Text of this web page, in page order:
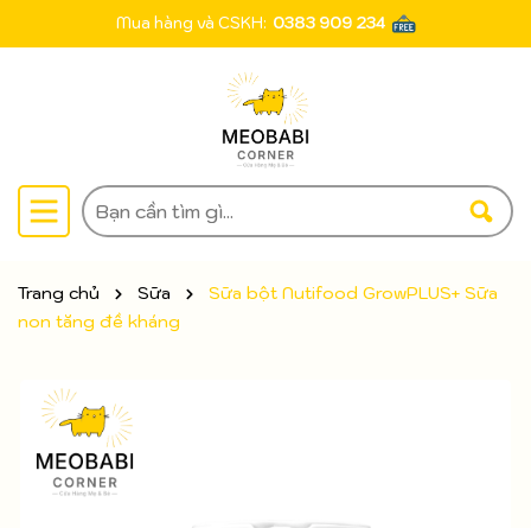
Mua hàng và CSKH: 0383 909 234
Trang chủ Sữa
Sữa bột Nutifood GrowPLUS+ Sữa
non tăng đề kháng